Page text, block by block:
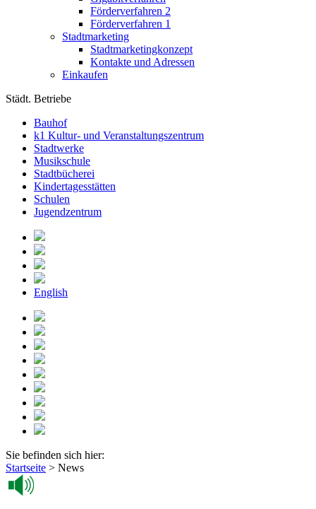
Förderverfahren 2
Förderverfahren 1
Stadtmarketing
Stadtmarketingkonzept
Kontakte und Adressen
Einkaufen
Städt. Betriebe
Bauhof
k1 Kultur- und Veranstaltungszentrum
Stadtwerke
Musikschule
Stadtbücherei
Kindertagesstätten
Schulen
Jugendzentrum
English
Sie befinden sich hier:
Startseite > News